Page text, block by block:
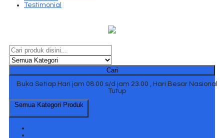
Testimonial
Cari
Buka Setiap Hari jam 08.00 s/d jam 23.00 , Hari Besar Nasional
Tutup
Semua Kategori Produk